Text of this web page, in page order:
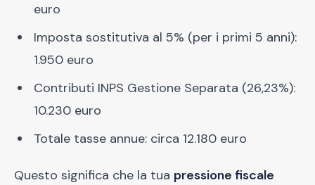
euro
Imposta sostitutiva al 5% (per i primi 5 anni):
1.950 euro
Contributi INPS Gestione Separata (26,23%):
10.230 euro
Totale tasse annue: circa 12.180 euro
Questo significa che la tua pressione fiscale